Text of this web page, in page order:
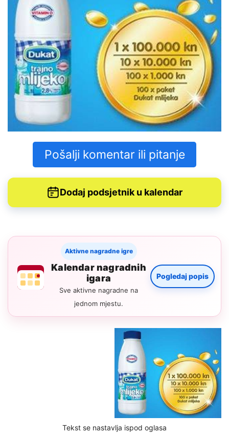
Pošalji komentar ili pitanje
Dodaj podsjetnik u kalendar
Aktivne nagradne igre
Kalendar nagradnih
igara
Sve aktivne nagradne na
jednom mjestu.
Pogledaj popis
Tekst se nastavlja ispod oglasa